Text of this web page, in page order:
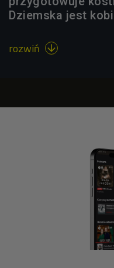
Dziemska jest
rozwiń 